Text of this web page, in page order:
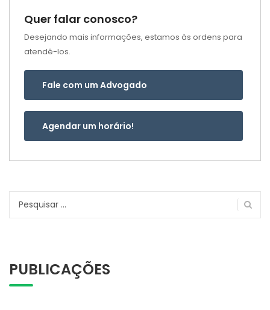
Quer falar conosco?
Desejando mais informações, estamos às ordens para
atendê-los.
Fale com um Advogado
Agendar um horário!
Pesquisar
PUBLICAÇÕES